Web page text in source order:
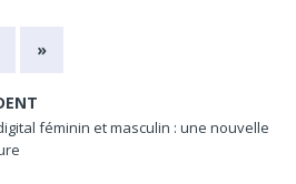
»
féminin et masculin : une nouvelle